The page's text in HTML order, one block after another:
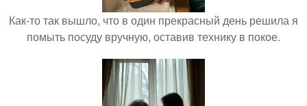
Как-то так вышло, что в один прекрасный день решила я
помыть посуду вручную, оставив технику в покое.